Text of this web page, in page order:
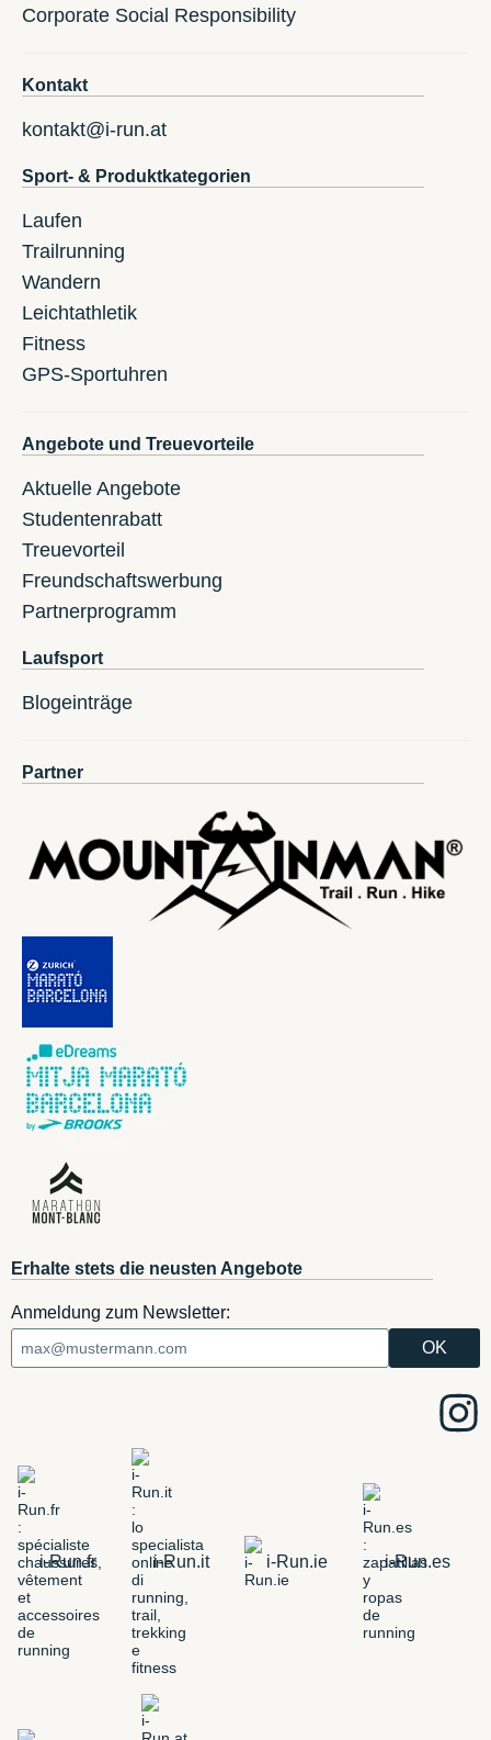
Corporate Social Responsibility
Kontakt
kontakt@i-run.at
Sport- & Produktkategorien
Laufen
Trailrunning
Wandern
Leichtathletik
Fitness
GPS-Sportuhren
Angebote und Treuevorteile
Aktuelle Angebote
Studentenrabatt
Treuevorteil
Freundschaftswerbung
Partnerprogramm
Laufsport
Blogeinträge
Partner
Erhalte stets die neusten Angebote
Anmeldung zum Newsletter:
i-Run.fr i-Run.it i-Run.ie i-Run.es